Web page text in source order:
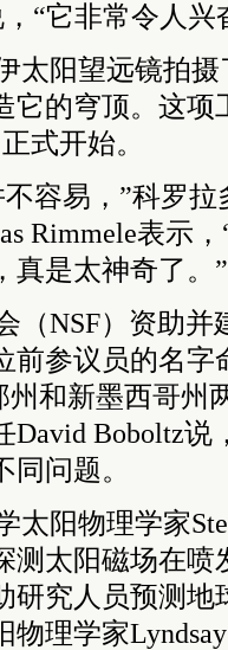
“它非常令人兴
太阳望远镜拍
它的穹顶。这项
式开始。
容易，”科罗
Rimmele表示
真是太神奇了。”
（NSF）资助并
前参议员的名字
州和新墨西哥州
David Boboltz说
问题。
太阳物理学家
测太阳磁场在喷
究人员预测地
物理学家